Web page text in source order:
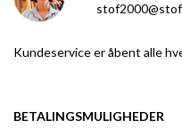
Kundeservice er åbent alle
BETALINGSMULIGHEDER